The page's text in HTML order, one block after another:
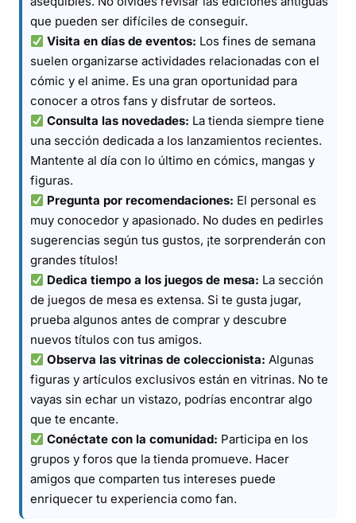
que pueden ser difíciles de conseguir.
Visita en días de eventos: Los fines de semana
suelen organizarse actividades relacionadas con el
cómic y el anime. Es una gran oportunidad para
conocer a otros fans y disfrutar de sorteos.
Consulta las novedades: La tienda siempre tiene
una sección dedicada a los lanzamientos recientes.
Mantente al día con lo último en cómics, mangas y
figuras.
Pregunta por recomendaciones: El personal es
muy conocedor y apasionado. No dudes en pedirles
sugerencias según tus gustos, ¡te sorprenderán con
grandes títulos!
Dedica tiempo a los juegos de mesa: La sección
de juegos de mesa es extensa. Si te gusta jugar,
prueba algunos antes de comprar y descubre
nuevos títulos con tus amigos.
Observa las vitrinas de coleccionista: Algunas
figuras y artículos exclusivos están en vitrinas. No te
vayas sin echar un vistazo, podrías encontrar algo
que te encante.
Conéctate con la comunidad: Participa en los
grupos y foros que la tienda promueve. Hacer
amigos que comparten tus intereses puede
enriquecer tu experiencia como fan.